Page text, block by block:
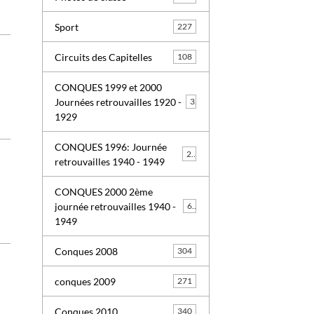
Sport 227
Circuits des Capitelles 108
CONQUES 1999 et 2000
Journées retrouvailles 1920 -
1929
3
CONQUES 1996: Journée
retrouvailles 1940 - 1949
CONQUES 2000 2ème
journée retrouvailles 1940 -
1949
63
Conques 2008 304
conques 2009 271
Conques 2010 340